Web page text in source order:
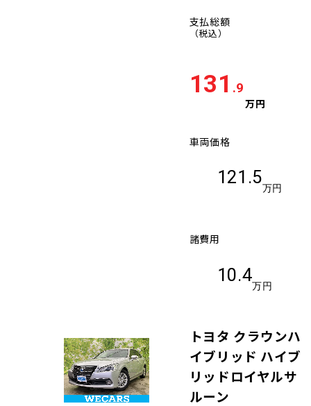
支払総額
（税込）
131 .9
万円
車両価格
121.5
万円
諸費用
10.4
万円
トヨタ クラウンハ
イブリッド ハイブ
リッドロイヤルサ
ルーン